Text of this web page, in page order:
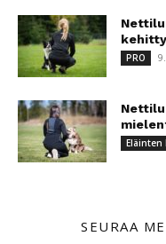
PRO
SEURAA